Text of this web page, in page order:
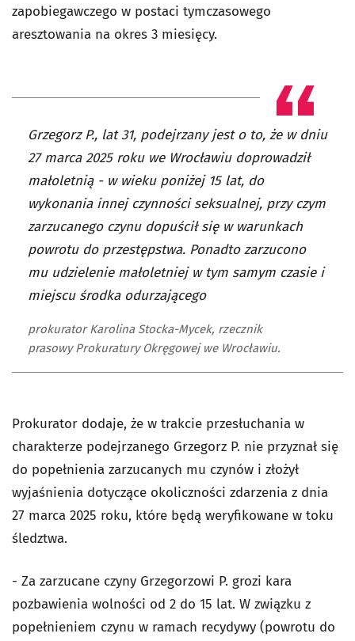
zapobiegawczego w postaci tymczasowego
aresztowania na okres 3 miesięcy.
Grzegorz P., lat 31, podejrzany jest o to, że w dniu
27 marca 2025 roku we Wrocławiu doprowadził
małoletnią - w wieku poniżej 15 lat, do
wykonania innej czynności seksualnej, przy czym
zarzucanego czynu dopuścił się w warunkach
powrotu do przestępstwa. Ponadto zarzucono
mu udzielenie małoletniej w tym samym czasie i
miejscu środka odurzającego
prokurator Karolina Stocka-Mycek, rzecznik
prasowy Prokuratury Okręgowej we Wrocławiu.
Prokurator dodaje, że w trakcie przesłuchania w
charakterze podejrzanego Grzegorz P. nie przyznał się
do popełnienia zarzucanych mu czynów i złożył
wyjaśnienia dotyczące okoliczności zdarzenia z dnia
27 marca 2025 roku, które będą weryfikowane w toku
śledztwa.
- Za zarzucane czyny Grzegorzowi P. grozi kara
pozbawienia wolności od 2 do 15 lat. W związku z
popełnieniem czynu w ramach recydywy (powrotu do